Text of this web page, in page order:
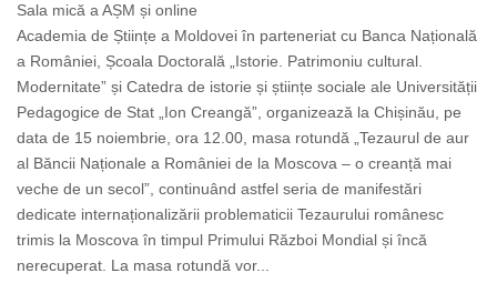
Sala mică a AȘM și online
Academia de Științe a Moldovei în parteneriat cu Banca Națională
a României, Școala Doctorală „Istorie. Patrimoniu cultural.
Modernitate” și Catedra de istorie și științe sociale ale Universității
Pedagogice de Stat „Ion Creangă”, organizează la Chișinău, pe
data de 15 noiembrie, ora 12.00, masa rotundă „Tezaurul de aur
al Băncii Naționale a României de la Moscova – o creanță mai
veche de un secol”, continuând astfel seria de manifestări
dedicate internaționalizării problematicii Tezaurului românesc
trimis la Moscova în timpul Primului Război Mondial și încă
nerecuperat. La masa rotundă vor...